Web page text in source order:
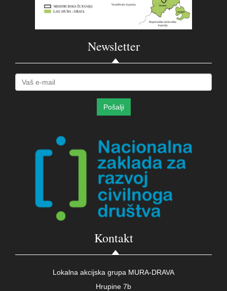
Newsletter
Kontakt
Lokalna akcijska grupa MURA-DRAVA
Hrupine 7b